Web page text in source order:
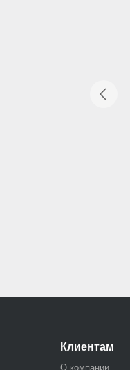
Клиентам
О компании